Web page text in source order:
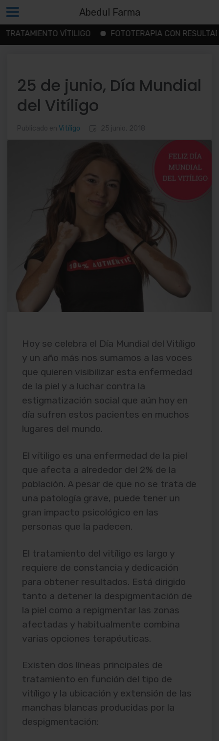
VÍTILIGO
FOTOTERAPIA CON RESULTADOS
25 de junio, Día Mundial
del Vitíligo
Vitíligo
Hoy se celebra el Día Mundial del Vitíligo
y un año más nos sumamos a las voces
que quieren visibilizar esta enfermedad
de la piel y a luchar contra la
estigmatización social que aún hoy en
día sufren estos pacientes en muchos
lugares del mundo.
El vítiligo es una enfermedad de la piel
que afecta a alrededor del 2% de la
población. A pesar de que no se trata de
una patología grave, puede tener un
gran impacto psicológico en las
personas que la padecen.
El tratamiento del vitíligo es largo y
requiere de constancia y dedicación
para obtener resultados. Está dirigido
tanto a detener la despigmentación de
la piel como a repigmentar las zonas
afectadas y habitualmente combina
varias opciones terapéuticas.
Existen dos líneas principales de
tratamiento en función del tipo de
vitíligo y la ubicación y extensión de las
manchas blancas producidas por la
despigmentación:
Abedul Farma